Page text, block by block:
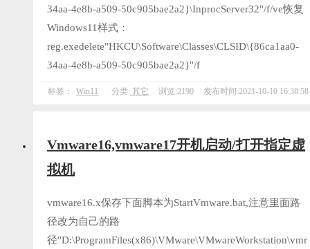
34aa-4e8b-a509-50c905bae2a2}\InprocServer32"/f/ve恢复
Windows11样式：
reg.exedelete"HKCU\Software\Classes\CLSID\{86ca1aa0-
34aa-4e8b-a509-50c905bae2a2}"/f
标签： Win11 分类: 其它 浏览:2190 发布时间:2021-10-10 16:38:58
Vmware16,vmware17开机启动/打开指定虚
拟机
vmware16.x保存下面脚本为StartVmware.bat,注意里面路
径改为自己的路
径"D:\ProgramFiles(x86)\VMware\VMwareWorkstation\vmr